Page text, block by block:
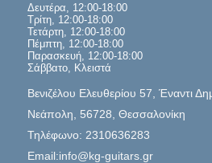
Δευτέρα, 12:00-18:00
Τρίτη, 12:00-18:00
Τετάρτη, 12:00-18:00
Πέμπτη, 12:00-18:00
Παρασκευή, 12:00-18:00
Σάββατο, Κλειστά
Βενιζέλου Ελευθερίου 57, Έναντι
Νεάπολη, 56728, Θεσσαλονίκη
Τηλέφωνο: 2310636283
Email:info@kg-guitars.gr